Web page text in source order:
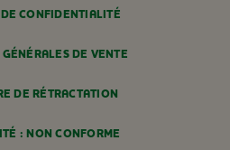
CONFIDENTIALITÉ
DE VENTE
DE RÉTRACTATION
: NON CONFORME